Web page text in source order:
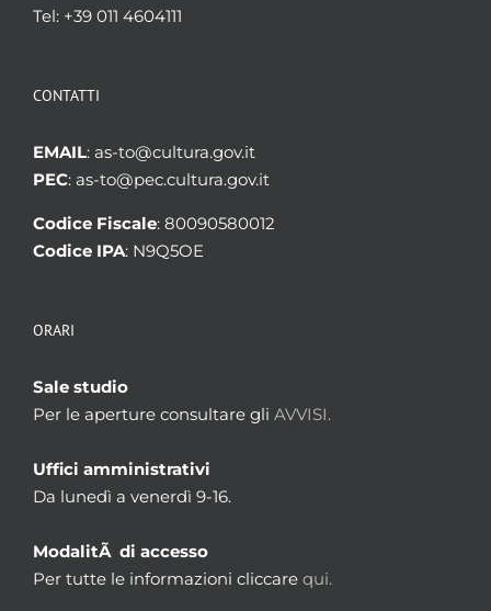
Tel: +39 011 4604111
CONTATTI
EMAIL: as-to@cultura.gov.it
PEC: as-to@pec.cultura.gov.it
Codice Fiscale: 80090580012
Codice IPA: N9Q5OE
ORARI
Sale studio
Per le aperture consultare gli AVVISI.
Uffici amministrativi
Da lunedì a venerdì 9-16.
ModalitÃ di accesso
Per tutte le informazioni cliccare qui.